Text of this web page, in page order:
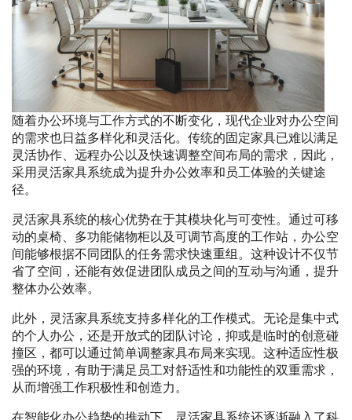
随着办公环境与工作方式的不断变化，现代企业对办公空间
的需求也日益多样化和灵活化。传统的固定家具已难以满足
灵活协作、远程办公以及快速调整空间布局的需求，因此，
采用灵活家具系统成为提升办公效率和员工体验的关键途
径。
灵活家具系统的核心优势在于其模块化与可变性。通过可移
动的桌椅、多功能储物柜以及可调节高度的工作站，办公空
间能够根据不同团队的任务需求快速重组。这种设计不仅节
省了空间，还能有效促进团队成员之间的互动与沟通，提升
整体办公效率。
此外，灵活家具系统支持多样化的工作模式。无论是集中式
的个人办公，还是开放式的团队讨论，抑或是临时的创意碰
撞区，都可以通过简单调整家具布局来实现。这种适应性极
强的环境，有助于满足员工对舒适性和功能性的双重需求，
从而增强工作积极性和创造力。